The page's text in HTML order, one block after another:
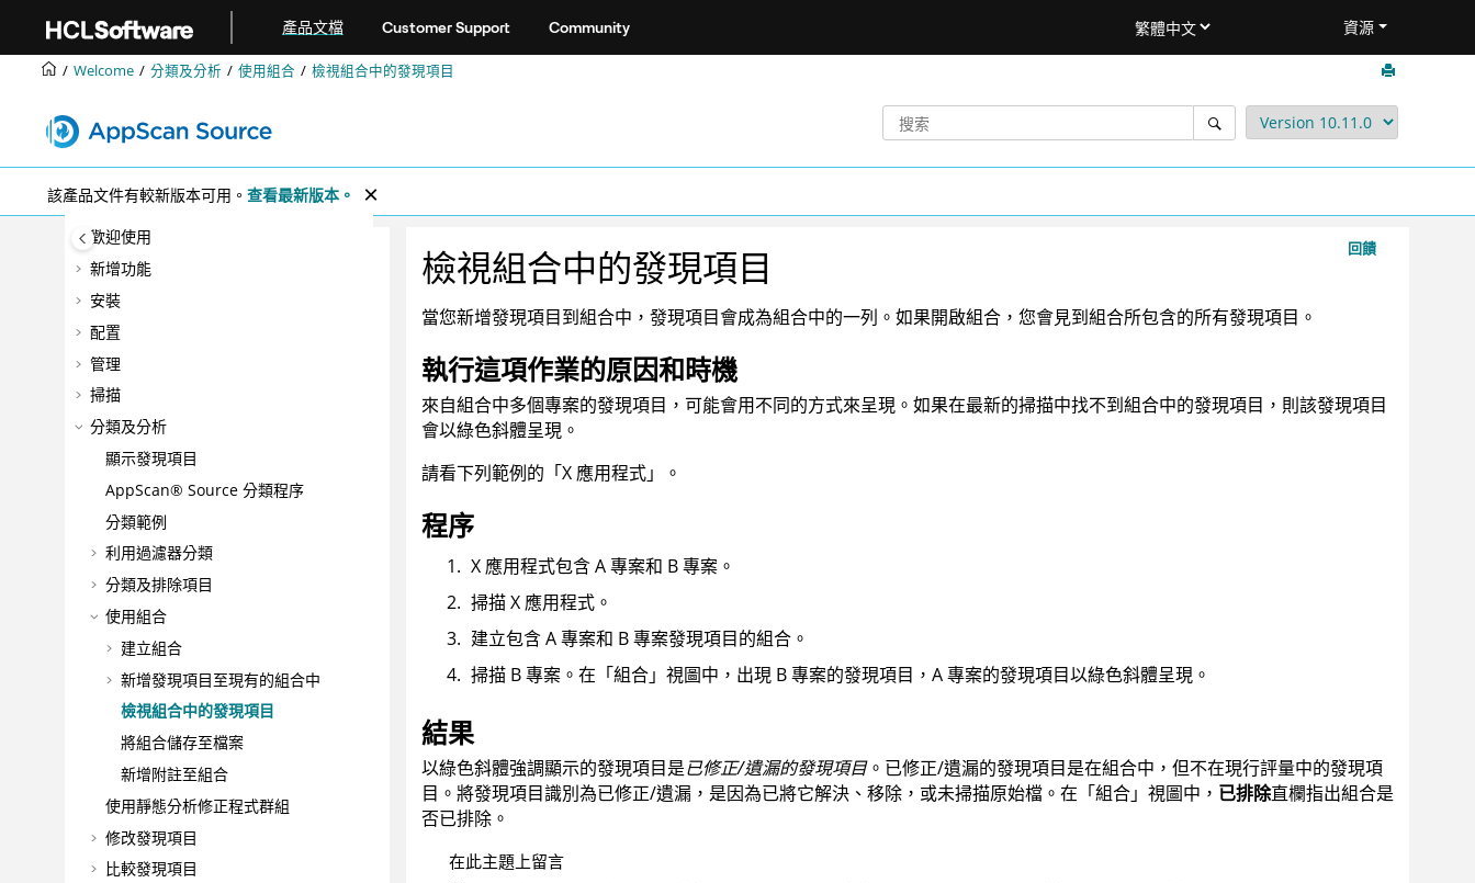
產品文檔 Customer Support Community 資源
Welcome 分類及分析 使用組合 檢視組合中的發現項目
該產品文件有較新版本可用。 查看最新版本。
歡迎使用
新增功能
安裝
配置
管理
掃描
分類及分析
顯示發現項目
AppScan® Source 分類程序
分類範例
利用過濾器分類
分類及排除項目
使用組合
建立組合
新增發現項目至現有的組合中
檢視組合中的發現項目
將組合儲存至檔案
新增附註至組合
使用靜態分析修正程式群組
修改發現項目
比較發現項目
回饋
檢視組合中的發現項目
當您新增發現項目到組合中，發現項目會成為組合中的一列。如果開啟組合，您會見到組合所包含的所有發現項目。
執行這項作業的原因和時機
來自組合中多個專案的發現項目，可能會用不同的方式來呈現。如果在最新的掃描中找不到組合中的發現項目，則該發現項目
會以綠色斜體呈現。
請看下列範例的「X 應用程式」。
程序
X 應用程式包含 A 專案和 B 專案。
掃描 X 應用程式。
建立包含 A 專案和 B 專案發現項目的組合。
掃描 B 專案。在「組合」視圖中，出現 B 專案的發現項目，A 專案的發現項目以綠色斜體呈現。
結果
以綠色斜體強調顯示的發現項目是已修正/遺漏的發現項目。已修正/遺漏的發現項目是在組合中，但不在現行評量中的發現項
目。將發現項目識別為已修正/遺漏，是因為已將它解決、移除，或未掃描原始檔。在「組合」視圖中， 已排除直欄指出組合是
否已排除。
在此主題上留言